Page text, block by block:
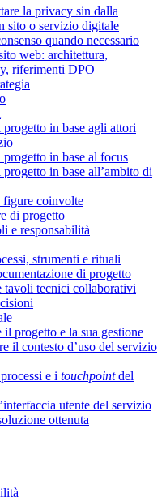
la privacy sin dalla
sito o servizio digitale
quando necessario
web: architettura,
riferimenti DPO
in base agli attori
in base al focus
in base all’ambito di
figure coinvolte
di progetto
e responsabilità
strumenti e rituali
di progetto
tavoli tecnici collaborativi
progetto e la sua gestione
il contesto d’uso del servizio
e i touchpointdel
utente del servizio
ottenuta